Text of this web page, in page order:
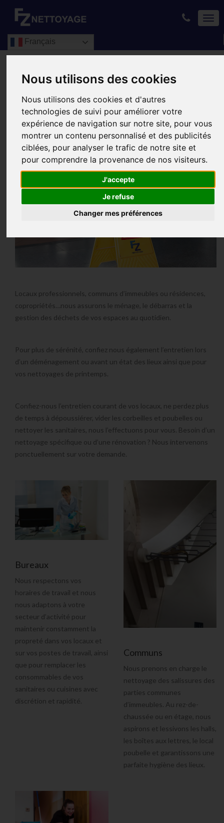
Nous utilisons des cookies
Nous utilisons des cookies et d'autres
technologies de suivi pour améliorer votre
expérience de navigation sur notre site, pour vous
montrer un contenu personnalisé et des publicités
ciblées, pour analyser le trafic de notre site et
pour comprendre la provenance de nos visiteurs.
J'accepte
Je refuse
Changer mes préférences
Français
NETTOYAGE
COURANT
INTÉRIEUR
Locaux professionnels, communs d’immeubles ou résidences,
copropriétés…nous assurons le ménage , le débarras et la
gestion des déchets de vos espaces au quotidien.
Pour plus de sérénité, confiez nous également l’entretien lors
d’un déménagement ou avant un état des lieux ainsi que pour
vos nettoyages de printemps
Confiez-nous l’entretien courant de vos locaux, ne perdez plus
de temps à dépoussiérer, vider les corbeilles et poubelles ou
nettoyer les sanitaires , nous l’effectuons pour vous. Besoin d’un
nettoyage spécifique ou d’une rénovation ? Nous intervenons
ponctuellement sur votre demande.
Bureaux
Nous respectons vos
horaires de travail et nous
nous adaptons à votre
secteur d’activité pour
maintenir constamment la
propreté dans vos locaux et
sur vos postes de travail, ainsi
que pour remplacer les
consommables de vos
sanitaires ou cuisines avec
discrétion et rapidité.
Communs
Nous prenons en charge le
nettoyage des salissures des
parties communes
d’immeubles . Au rez-de-
chaussée ou en étage, nous
aspirons et lessivons les halls,
les boîtes aux lettres, le local
poubelle et garantissons une
parfaite hygiène des lieux